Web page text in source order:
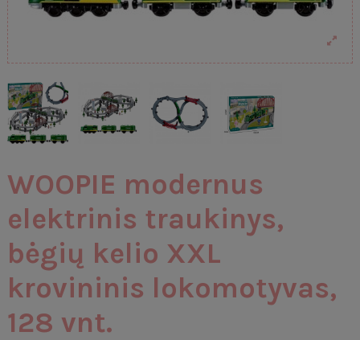
WOOPIE modernus
elektrinis traukinys,
bėgių kelio XXL
krovininis lokomotyvas,
128 vnt.